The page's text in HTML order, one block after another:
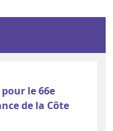
le 66e
de la Côte